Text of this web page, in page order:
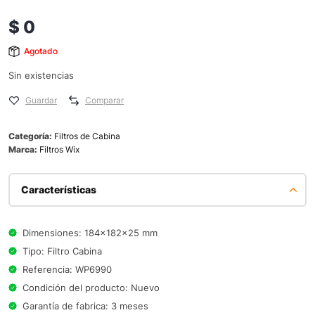
$ 0
Agotado
Sin existencias
Guardar Comparar
Categoría: Filtros de Cabina
Marca: Filtros Wix
Características
Dimensiones: 184x182x25 mm
Tipo: Filtro Cabina
Referencia: WP6990
Condición del producto: Nuevo
Garantía de fabrica: 3 meses